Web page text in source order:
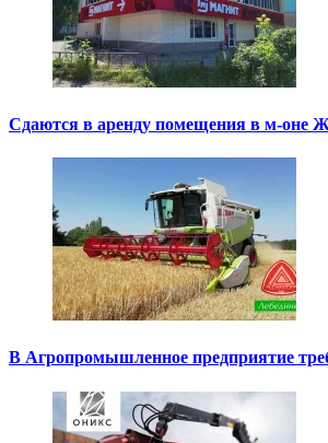
Сдаются в аренду помещения в м-оне
В Агропромышленное предприятие